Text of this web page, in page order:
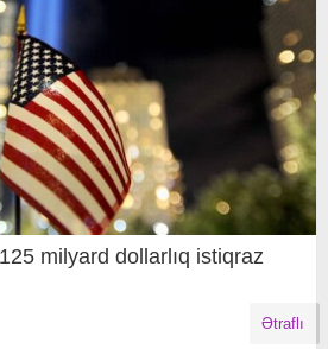
milyard dollarlıq istiqraz
Ətraflı